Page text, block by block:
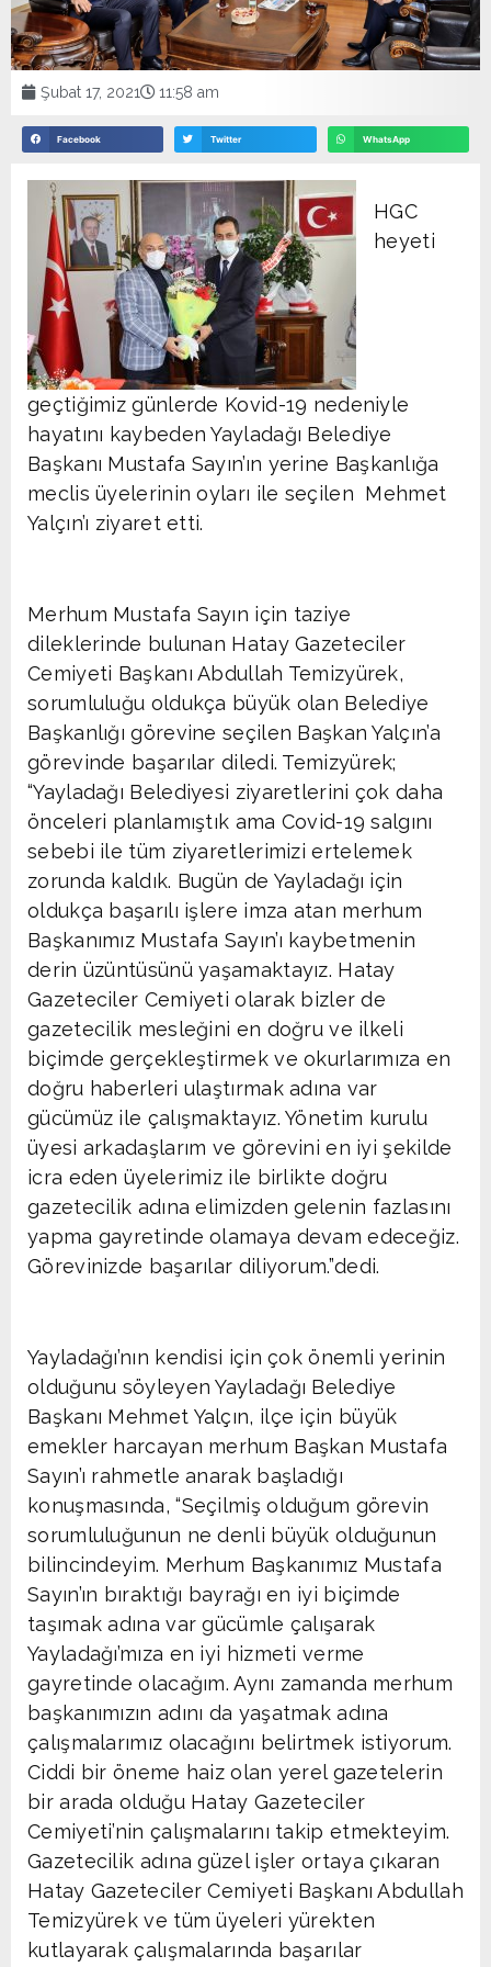
Şubat 17, 2021 11:58 am
Facebook Twitter WhatsApp
HGC
heyeti
geçtiğimiz günlerde Kovid-19 nedeniyle
hayatını kaybeden Yayladağı Belediye
Başkanı Mustafa Sayın’ın yerine Başkanlığa
meclis üyelerinin oyları ile seçilen Mehmet
Yalçın’ı ziyaret etti.
Merhum Mustafa Sayın için taziye
dileklerinde bulunan Hatay Gazeteciler
Cemiyeti Başkanı Abdullah Temizyürek,
sorumluluğu oldukça büyük olan Belediye
Başkanlığı görevine seçilen Başkan Yalçın’a
görevinde başarılar diledi. Temizyürek;
“Yayladağı Belediyesi ziyaretlerini çok daha
önceleri planlamıştık ama Covid-19 salgını
sebebi ile tüm ziyaretlerimizi ertelemek
zorunda kaldık. Bugün de Yayladağı için
oldukça başarılı işlere imza atan merhum
Başkanımız Mustafa Sayın’ı kaybetmenin
derin üzüntüsünü yaşamaktayız. Hatay
Gazeteciler Cemiyeti olarak bizler de
gazetecilik mesleğini en doğru ve ilkeli
biçimde gerçekleştirmek ve okurlarımıza en
doğru haberleri ulaştırmak adına var
gücümüz ile çalışmaktayız. Yönetim kurulu
üyesi arkadaşlarım ve görevini en iyi şekilde
icra eden üyelerimiz ile birlikte doğru
gazetecilik adına elimizden gelenin fazlasını
yapma gayretinde olamaya devam edeceğiz.
Görevinizde başarılar diliyorum.”dedi.
Yayladağı’nın kendisi için çok önemli yerinin
olduğunu söyleyen Yayladağı Belediye
Başkanı Mehmet Yalçın, ilçe için büyük
emekler harcayan merhum Başkan Mustafa
Sayın’ı rahmetle anarak başladığı
konuşmasında, “Seçilmiş olduğum görevin
sorumluluğunun ne denli büyük olduğunun
bilincindeyim. Merhum Başkanımız Mustafa
Sayın’ın bıraktığı bayrağı en iyi biçimde
taşımak adına var gücümle çalışarak
Yayladağı’mıza en iyi hizmeti verme
gayretinde olacağım. Aynı zamanda merhum
başkanımızın adını da yaşatmak adına
çalışmalarımız olacağını belirtmek istiyorum.
Ciddi bir öneme haiz olan yerel gazetelerin
bir arada olduğu Hatay Gazeteciler
Cemiyeti’nin çalışmalarını takip etmekteyim.
Gazetecilik adına güzel işler ortaya çıkaran
Hatay Gazeteciler Cemiyeti Başkanı Abdullah
Temizyürek ve tüm üyeleri yürekten
kutlayarak çalışmalarında başarılar